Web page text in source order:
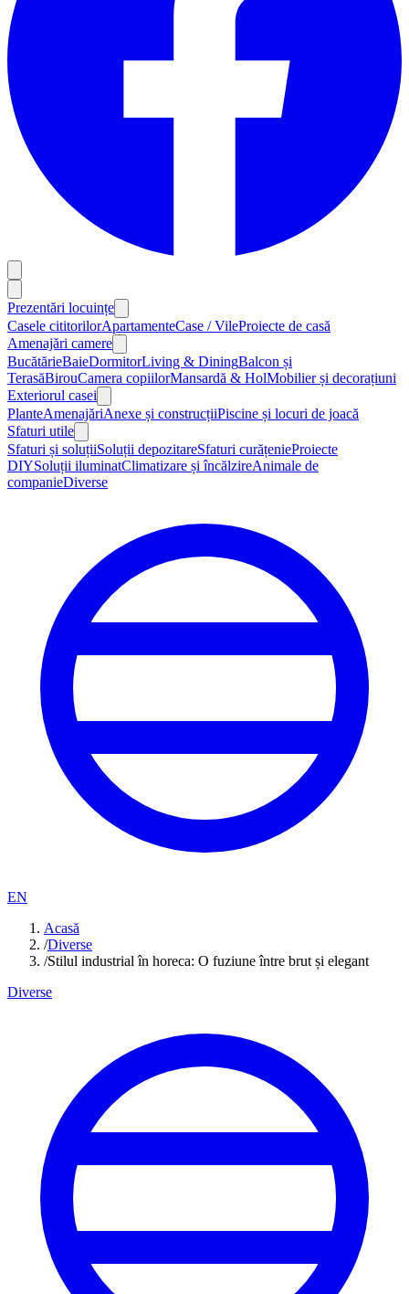
Prezentări locuințe
Casele cititorilorApartamenteCase / VileProiecte de casă
Amenajări camere
BucătărieBaieDormitorLiving & DiningBalcon și
TerasăBirouCamera copiilorMansardă & HolMobilier și decorațiuni
Exteriorul casei
PlanteAmenajăriAnexe și construcțiiPiscine și locuri de joacă
Sfaturi utile
Sfaturi și soluțiiSoluții depozitareSfaturi curățenieProiecte
DIYSoluții iluminatClimatizare și încălzireAnimale de
companieDiverse
EN
Acasă
/Diverse
/Stilul industrial în horeca: O fuziune între brut și elegant
Diverse